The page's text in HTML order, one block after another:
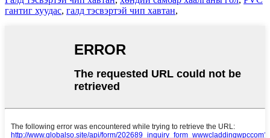
гантиг хуудас, галд тэсвэртэй чип хавтан,